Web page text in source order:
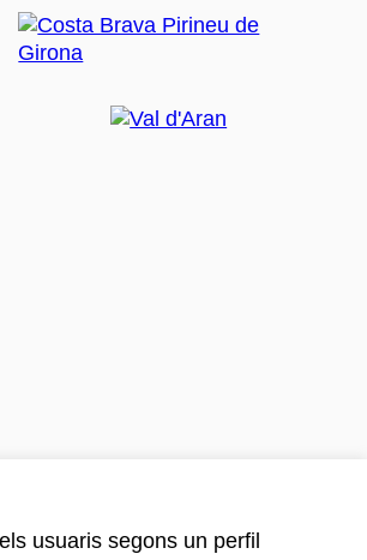
usuaris segons un perfil